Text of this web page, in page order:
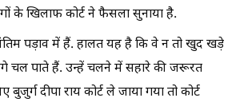
के खिलाफ कोर्ट ने फैसला सुनाया है.
पड़ाव में हैं. हालत यह है कि वे न तो खुद खड़े
चल पाते हैं. उन्हें चलने में सहारे की जरूरत
दीपा राय कोर्ट ले जाया गया तो कोर्ट